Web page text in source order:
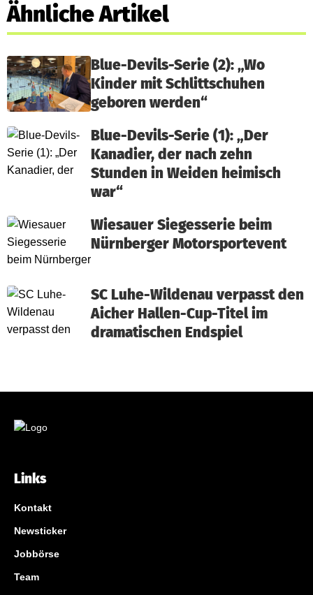
Ähnliche Artikel
Blue-Devils-Serie (2): „Wo
Kinder mit Schlittschuhen
geboren werden“
Blue-Devils-Serie (1): „Der
Kanadier, der nach zehn
Stunden in Weiden heimisch
war“
Wiesauer Siegesserie beim
Nürnberger Motorsportevent
SC Luhe-Wildenau verpasst den
Aicher Hallen-Cup-Titel im
dramatischen Endspiel
Links
Kontakt
Newsticker
Jobbörse
Team